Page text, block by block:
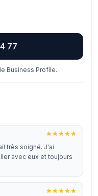
77
Business Profile.
très soigné. J'ai
avec eux et toujours